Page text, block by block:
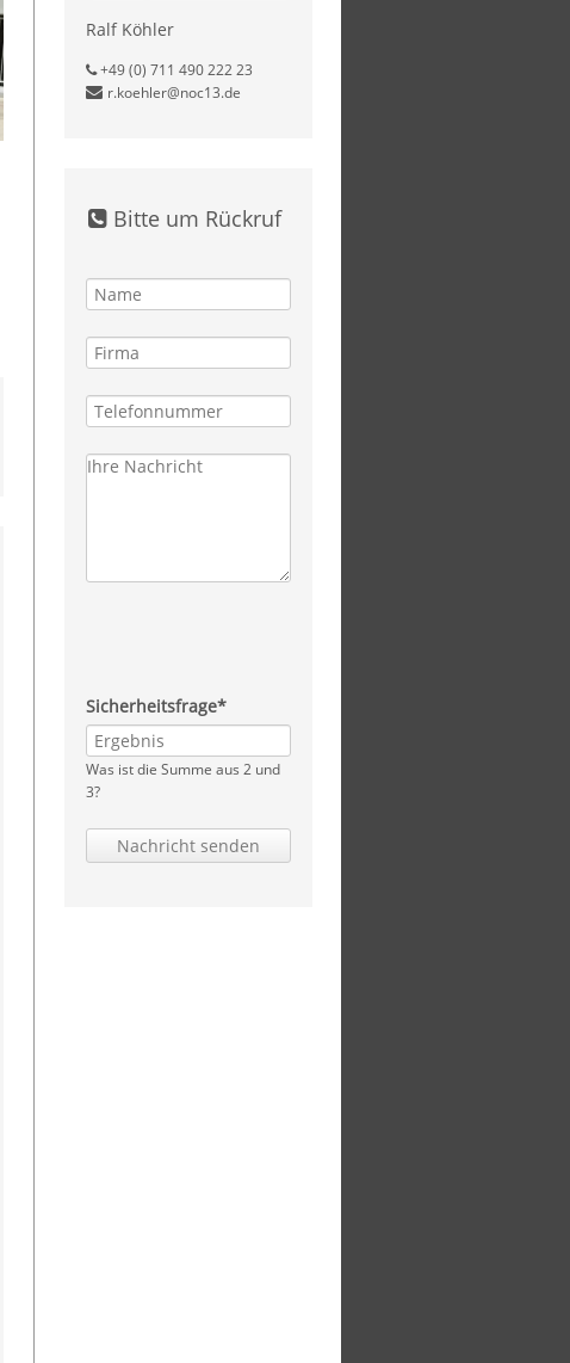
Ralf Köhler
+49 (0) 711 490 222 23
r.koehler@noc13.de
 Bitte um Rückruf
Pflichtfeld
Sicherheitsfrage*
Was ist die Summe aus 2 und
3?
Nachricht senden